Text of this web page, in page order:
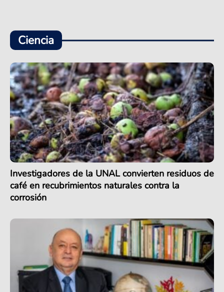
Ciencia
Investigadores de la UNAL convierten residuos de
café en recubrimientos naturales contra la
corrosión